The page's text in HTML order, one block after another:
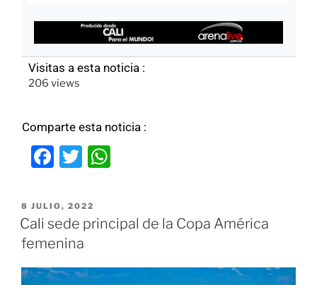
Visitas a esta noticia :
206 views
Comparte esta noticia :
F
c
e
b
o
T
itt
er s
p
8 JULIO, 2022
Cali sede principal de la Copa América
femenina